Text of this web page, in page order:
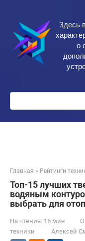
контенту
Здесь
о
Поиск:
Главная » Рейтинги
Топ-15 лучших
водяным
выбрать для
На чтение: 16 мин
техники
Алексей